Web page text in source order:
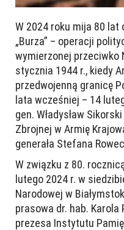
W 2024 roku mija 80 lat
„Burza” – operacji
wymierzonej przeciwko
stycznia 1944 r., kiedy
przedwojenną granicę
lata wcześniej – 14
gen. Władysław
Zbrojnej w Armię
generała Stefana
W związku z 80.
lutego 2024 r. w
Narodowej w
prasowa dr. hab.
prezesa Instytutu